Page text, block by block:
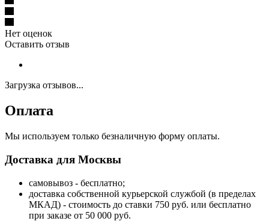
Нет оценок
Оставить отзыв
Загрузка отзывов...
Оплата
Мы используем только безналичную форму оплаты.
Доставка для Москвы
самовывоз - бесплатно;
доставка собственной курьерской службой (в пределах
МКАД) - стоимость до ставки 750 руб. или бесплатно
при заказе от 50 000 руб.